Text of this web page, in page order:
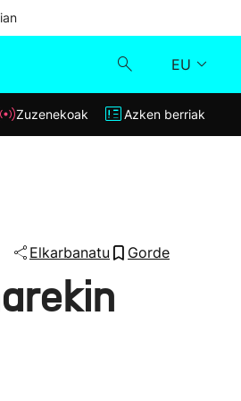
EU
Klisk
Zuzenekoak Azken berriak
Elkarbanatu Gorde